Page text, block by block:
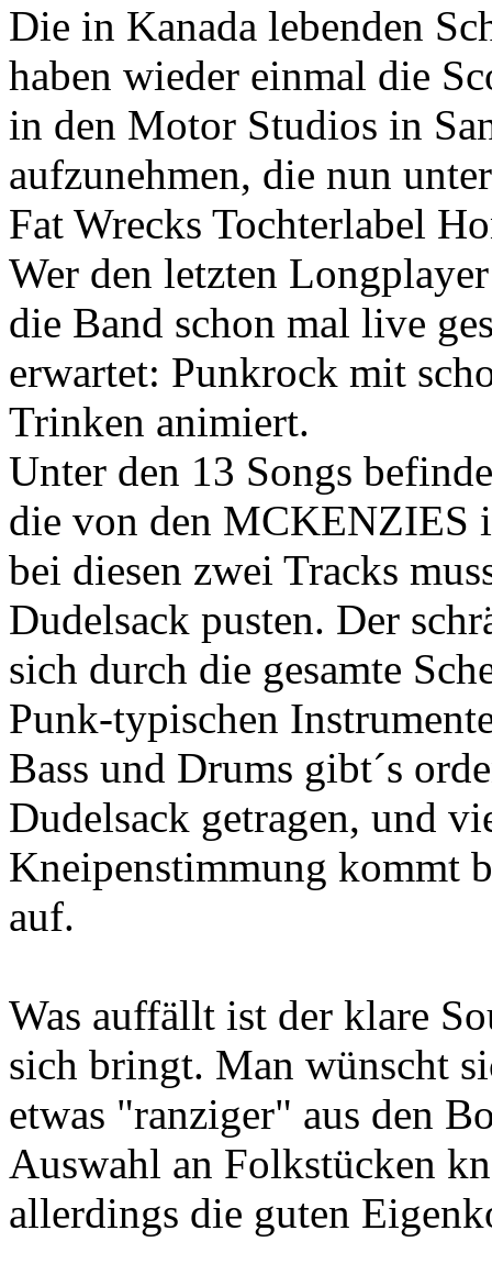
Die in Kanada lebenden
haben wieder einmal die
in den Motor Studios in
aufzunehmen, die nun
Fat Wrecks Tochterlabel
Wer den letzten
die Band schon mal live
erwartet: Punkrock mit
Trinken animiert.
Unter den 13 Songs
die von den MCKENZIES
bei diesen zwei Tracks
Dudelsack pusten. Der
sich durch die gesamte
Punk-typischen
Bass und Drums gibt´s
Dudelsack getragen, und
Kneipenstimmung kommt
auf.
Was auffällt ist der klare
sich bringt. Man wünscht
etwas "ranziger" aus den
Auswahl an Folkstücken
allerdings die guten